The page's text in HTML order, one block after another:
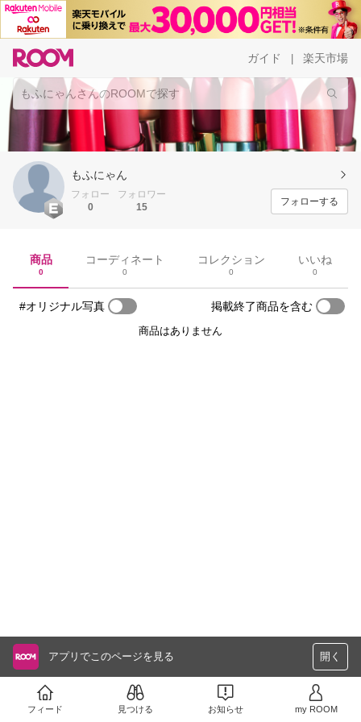
ガイド 楽天市場
もふにゃん
フォロー
0
フォロワー
15
フォローする
商品
0
コーディネート
0
コレクション
0
いいね
0
#オリジナル写真 掲載終了商品を含む
商品はありません
アプリでこのページを見る 開く
フィード 見つける お知らせ my ROOM